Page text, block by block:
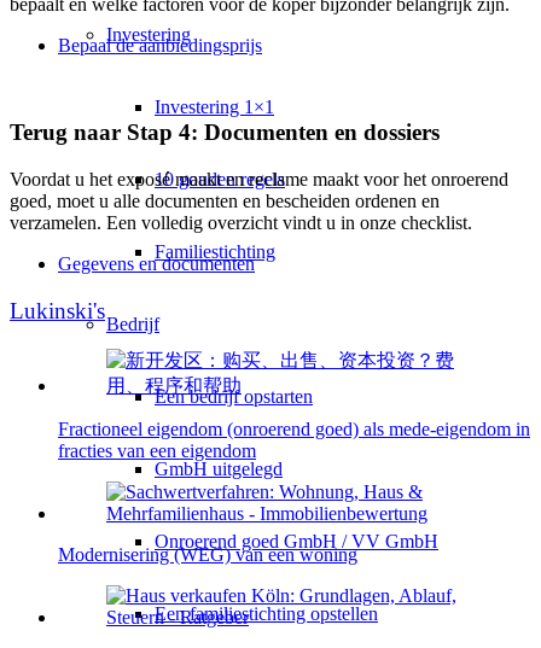
Investering
Investering 1×1
10 gouden regels
Familiestichting
Bedrijf
Een bedrijf opstarten
GmbH uitgelegd
Onroerend goed GmbH / VV GmbH
Een familiestichting opstellen
Bepaal de aanbiedingsprijs
Terug naar Stap 4: Documenten en dossiers
Voordat u het exposé maakt en reclame maakt voor het onroerend
goed, moet u alle documenten en bescheiden ordenen en
verzamelen. Een volledig overzicht vindt u in onze checklist.
Gegevens en documenten
Lukinski's
Fractioneel eigendom (onroerend goed) als mede-eigendom in
fracties van een eigendom
Modernisering (WEG) van een woning